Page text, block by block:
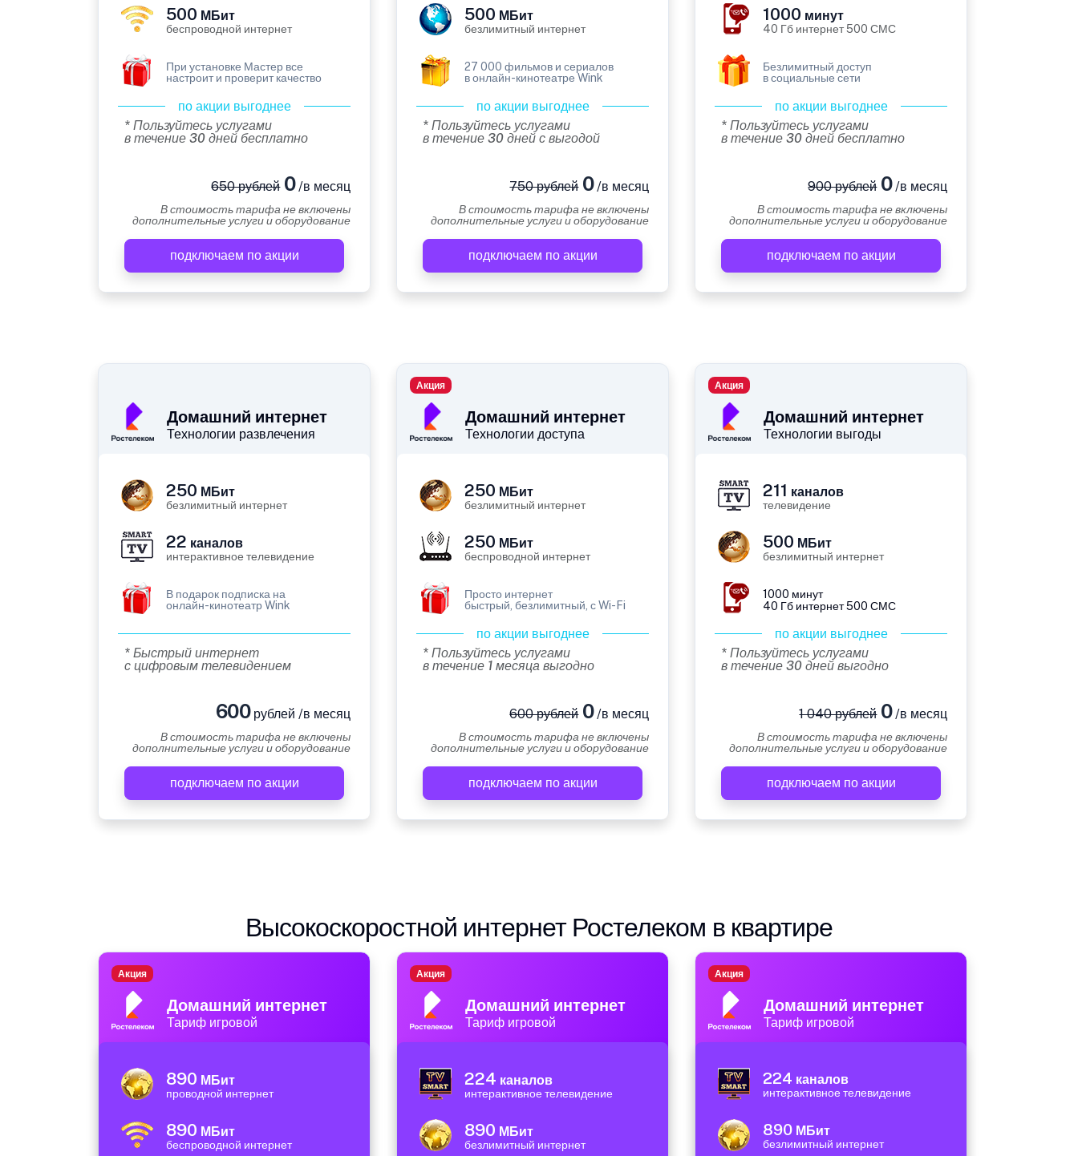
500 МБит
беспроводной интернет
При установке Мастер все
настроит и проверит качество
по акции выгоднее
* Пользуйтесь услугами
в течение 30 дней бесплатно
650 рублей0/в месяц
В стоимость тарифа не включены
дополнительные услуги и оборудование
подключаем по акции
500 МБит
безлимитный интернет
27 000 фильмов и сериалов
в онлайн-кинотеатре Wink
по акции выгоднее
* Пользуйтесь услугами
в течение 30 дней с выгодой
750 рублей0/в месяц
В стоимость тарифа не включены
дополнительные услуги и оборудование
подключаем по акции
1000 минут
40 Гб интернет 500 СМС
Безлимитный доступ
в социальные сети
по акции выгоднее
* Пользуйтесь услугами
в течение 30 дней бесплатно
900 рублей0/в месяц
В стоимость тарифа не включены
дополнительные услуги и оборудование
подключаем по акции
Домашний интернет
Технологии развлечения
250 МБит
безлимитный интернет
22 каналов
интерактивное телевидение
В подарок подписка на
онлайн-кинотеатр Wink
* Быстрый интернет
с цифровым телевидением
600рублей /в месяц
В стоимость тарифа не включены
дополнительные услуги и оборудование
подключаем по акции
Домашний интернет
Технологии доступа
Акция
250 МБит
безлимитный интернет
250 МБит
беспроводной интернет
Просто интернет
быстрый, безлимитный, с Wi-Fi
по акции выгоднее
* Пользуйтесь услугами
в течение 1 месяца выгодно
600 рублей0/в месяц
В стоимость тарифа не включены
дополнительные услуги и оборудование
подключаем по акции
Домашний интернет
Технологии выгоды
Акция
211 каналов
телевидение
500 МБит
безлимитный интернет
1000 минут
40 Гб интернет 500 СМС
по акции выгоднее
* Пользуйтесь услугами
в течение 30 дней выгодно
1 040 рублей0/в месяц
В стоимость тарифа не включены
дополнительные услуги и оборудование
подключаем по акции
Высокоскоростной интернет Ростелеком в квартире
Домашний интернет
Тариф игровой
Акция
890 МБит
проводной интернет
890 МБит
беспроводной интернет
Домашний интернет
Тариф игровой
Акция
224 каналов
интерактивное телевидение
890 МБит
безлимитный интернет
Домашний интернет
Тариф игровой
Акция
224 каналов
интерактивное телевидение
890 МБит
безлимитный интернет